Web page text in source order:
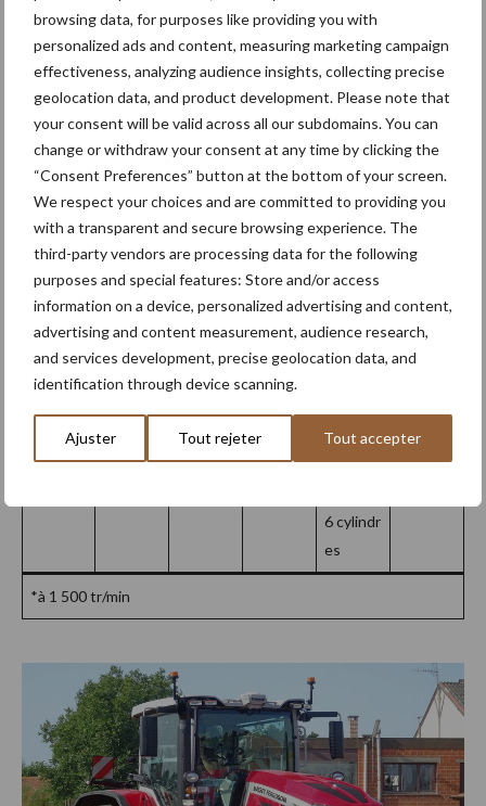
browsing data, for purposes like providing you with
personalized ads and content, measuring marketing campaign
effectiveness, analyzing audience insights, collecting precise
geolocation data, and product development. Please note that
your consent will be valid across all our subdomains. You can
change or withdraw your consent at any time by clicking the
“Consent Preferences” button at the bottom of your screen.
We respect your choices and are committed to providing you
with a transparent and secure browsing experience. The
third-party vendors are processing data for the following
purposes and special features: Store and/or access
information on a device, personalized advertising and content,
advertising and content measurement, audience research,
and services development, precise geolocation data, and
identification through device scanning.
Ajuster Tout rejeter Tout accepter
8,4 l,
6 cylindr
es
MF
9S.370
370 400 1,600
AGCO
Power
8,4 l,
6 cylindr
es
Dyna-
VT
MF
9S.400
400 420 1,650
AGCO
Power
8,4 l,
6 cylindr
VT
9S.425
425 – 1,750
AGCO
Power
6 cylindr
es
Dyna-
VT
*à 1 500 tr/min